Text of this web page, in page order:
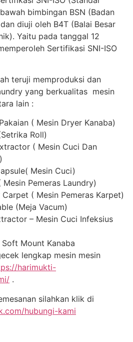
bimbingan BSN (Badan
diuji oleh B4T (Balai Besar
Yaitu pada tanggal 12
Sertifikasi SNI-ISO
teruji memproduksi dan
yang berkualitas mesin
lain :
( Mesin Dryer Kanaba)
Roll)
( Mesin Cuci Dan
Mesin Cuci)
Pemeras Laundry)
( Mesin Pemeras Karpet)
(Meja Vacum)
– Mesin Cuci Infeksius
Mount Kanaba
lengkap mesin mesin
harimukti-
.
silahkan klik di
hubungi-kami